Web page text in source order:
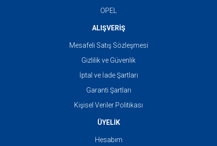
OPEL
ALIŞVERİŞ
Mesafeli Satış Sözleşmesi
Gizlilik ve Güvenlik
İptal ve İade Şartları
Garanti Şartları
Kişisel Veriler Politikası
ÜYELİK
Hesabım